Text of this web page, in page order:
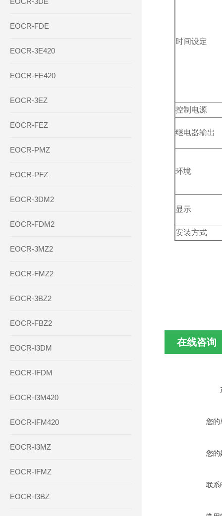
EOCR-FDE
EOCR-3E420
EOCR-FE420
EOCR-3EZ
EOCR-FEZ
EOCR-PMZ
EOCR-PFZ
EOCR-3DM2
EOCR-FDM2
EOCR-3MZ2
EOCR-FMZ2
EOCR-3BZ2
EOCR-FBZ2
EOCR-I3DM
EOCR-IFDM
EOCR-I3M420
EOCR-IFM420
EOCR-I3MZ
EOCR-IFMZ
EOCR-I3BZ
时间设定
控制电源
继电器输出
环境
显示
安装方式
在线咨询
您的
您的
联系